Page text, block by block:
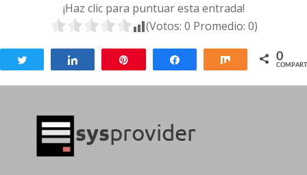
¡Haz clic para puntuar esta entrada!
(Votos: 0 Promedio: 0)
Twittear Compartir Compartir Compartir
0